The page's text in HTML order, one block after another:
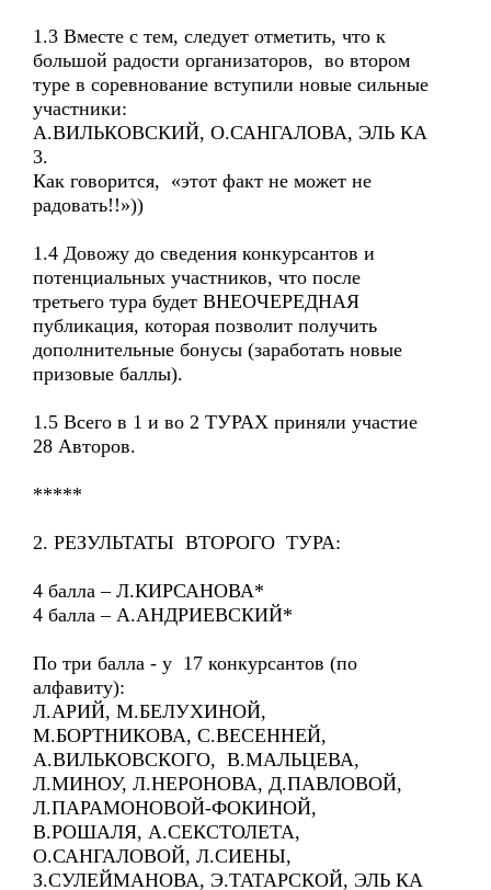
1.3 Вместе с тем, следует отметить, что к
большой радости организаторов, во втором
туре в соревнование вступили новые сильные
участники:
А.ВИЛЬКОВСКИЙ, О.САНГАЛОВА, ЭЛЬ КА
3.
Как говорится, «этот факт не может не
радовать!!»))
1.4 Довожу до сведения конкурсантов и
потенциальных участников, что после
третьего тура будет ВНЕОЧЕРЕДНАЯ
публикация, которая позволит получить
дополнительные бонусы (заработать новые
призовые баллы).
1.5 Всего в 1 и во 2 ТУРАХ приняли участие
28 Авторов.
*****
2. РЕЗУЛЬТАТЫ ВТОРОГО ТУРА:
4 балла – Л.КИРСАНОВА*
4 балла – А.АНДРИЕВСКИЙ*
По три балла - у 17 конкурсантов (по
алфавиту):
Л.АРИЙ, М.БЕЛУХИНОЙ,
М.БОРТНИКОВА, С.ВЕСЕННЕЙ,
А.ВИЛЬКОВСКОГО, В.МАЛЬЦЕВА,
Л.МИНОУ, Л.НЕРОНОВА, Д.ПАВЛОВОЙ,
Л.ПАРАМОНОВОЙ-ФОКИНОЙ,
В.РОШАЛЯ, А.СЕКСТОЛЕТА,
О.САНГАЛОВОЙ, Л.СИЕНЫ,
З.СУЛЕЙМАНОВА, Э.ТАТАРСКОЙ, ЭЛЬ КА